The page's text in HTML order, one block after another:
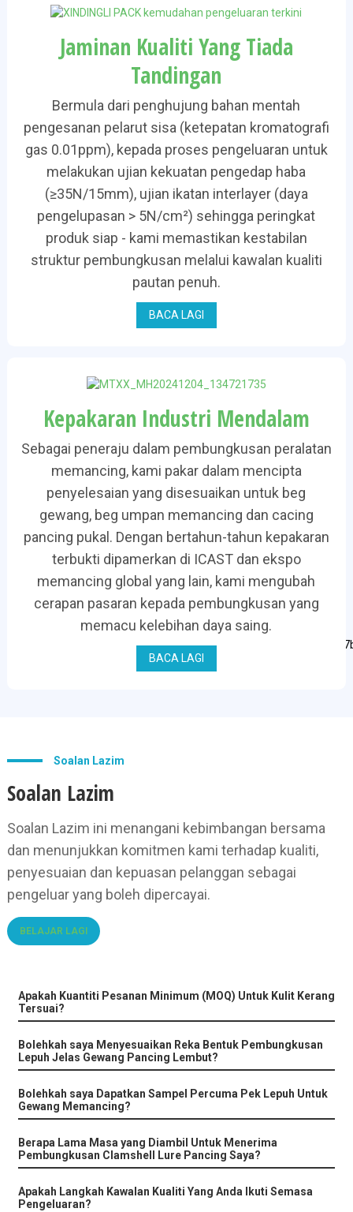
Jaminan Kualiti Yang Tiada
Tandingan
Bermula dari penghujung bahan mentah
pengesanan pelarut sisa (ketepatan kromatografi
gas 0.01ppm), kepada proses pengeluaran untuk
melakukan ujian kekuatan pengedap haba
(≥35N/15mm), ujian ikatan interlayer (daya
pengelupasan > 5N/cm²) sehingga peringkat
produk siap - kami memastikan kestabilan
struktur pembungkusan melalui kawalan kualiti
pautan penuh.
BACA LAGI
Kepakaran Industri Mendalam
Sebagai peneraju dalam pembungkusan peralatan
memancing, kami pakar dalam mencipta
penyelesaian yang disesuaikan untuk beg
gewang, beg umpan memancing dan cacing
pancing pukal. Dengan bertahun-tahun kepakaran
terbukti dipamerkan di ICAST dan ekspo
memancing global yang lain, kami mengubah
cerapan pasaran kepada pembungkusan yang
memacu kelebihan daya saing.
BACA LAGI
Soalan Lazim
Soalan Lazim
Soalan Lazim ini menangani kebimbangan bersama
dan menunjukkan komitmen kami terhadap kualiti,
penyesuaian dan kepuasan pelanggan sebagai
pengeluar yang boleh dipercayai.
BELAJAR LAGI
Apakah Kuantiti Pesanan Minimum (MOQ) Untuk Kulit Kerang
Tersuai?
Bolehkah saya Menyesuaikan Reka Bentuk Pembungkusan
Lepuh Jelas Gewang Pancing Lembut?
Bolehkah saya Dapatkan Sampel Percuma Pek Lepuh Untuk
Gewang Memancing?
Berapa Lama Masa yang Diambil Untuk Menerima
Pembungkusan Clamshell Lure Pancing Saya?
Apakah Langkah Kawalan Kualiti Yang Anda Ikuti Semasa
Pengeluaran?